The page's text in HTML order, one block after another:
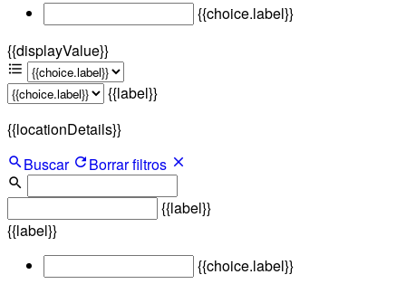
{{choice.label}}
{{displayValue}}
{{label}}
{{locationDetails}}
Buscar
Borrar filtros
{{label}}
{{label}}
{{choice.label}}